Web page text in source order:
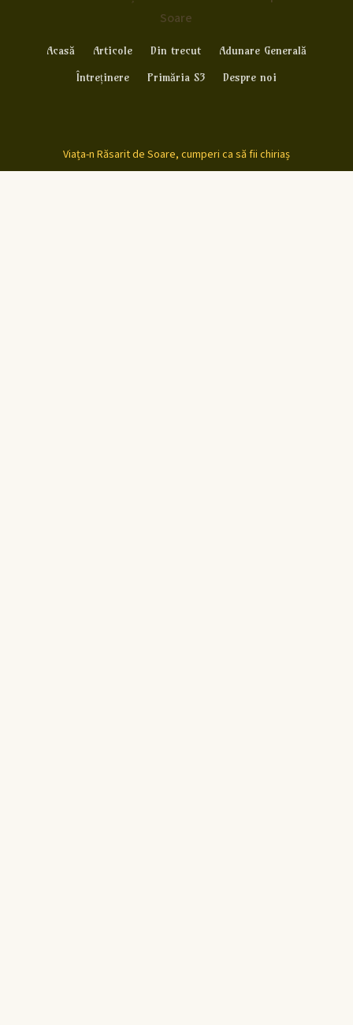
Soare
Acasă Articole Din trecut
Adunare Generală
Întreținere
Primăria S3 Despre noi
Viața-n Răsarit de Soare, cumperi ca să fii chiriaș